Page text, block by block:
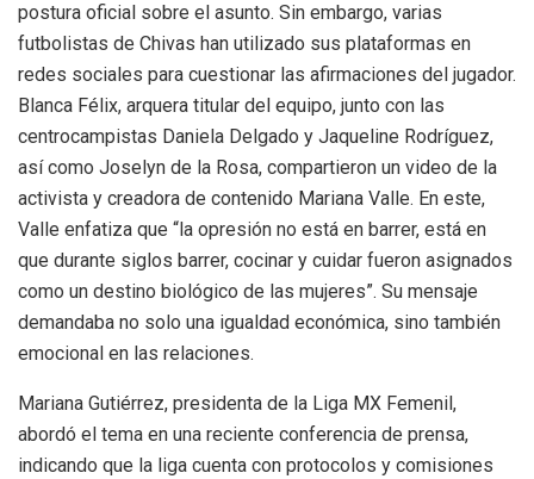
postura oficial sobre el asunto. Sin embargo, varias
futbolistas de Chivas han utilizado sus plataformas en
redes sociales para cuestionar las afirmaciones del jugador.
Blanca Félix, arquera titular del equipo, junto con las
centrocampistas Daniela Delgado y Jaqueline Rodríguez,
así como Joselyn de la Rosa, compartieron un video de la
activista y creadora de contenido Mariana Valle. En este,
Valle enfatiza que “la opresión no está en barrer, está en
que durante siglos barrer, cocinar y cuidar fueron asignados
como un destino biológico de las mujeres”. Su mensaje
demandaba no solo una igualdad económica, sino también
emocional en las relaciones.
Mariana Gutiérrez, presidenta de la Liga MX Femenil,
abordó el tema en una reciente conferencia de prensa,
indicando que la liga cuenta con protocolos y comisiones